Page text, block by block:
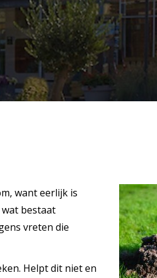
want eerlijk is
bestaat
vreten die
Helpt dit niet en